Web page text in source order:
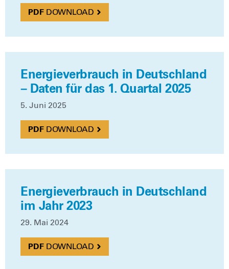
DOWN­LOAD
Energieverbrauch in Deutschland
– Daten für das 1. Quartal 2025
5. Juni 2025
DOWN­LOAD
Energieverbrauch in Deutschland
im Jahr 2023
29. Mai 2024
DOWN­LOAD